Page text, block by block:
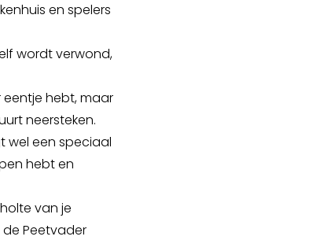
en spelers
wordt verwond,
eentje hebt, maar
neersteken.
wel een speciaal
hebt en
van je
Peetvader